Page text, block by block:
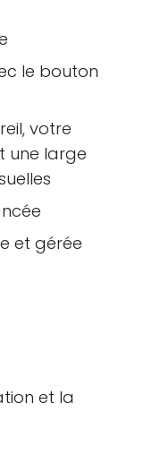
le bouton
votre
une large
et gérée
et la